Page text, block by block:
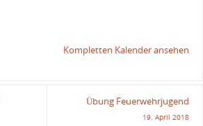
Kompletten Kalender ansehen
Übung Feuerwehrjugend
19. April 2018